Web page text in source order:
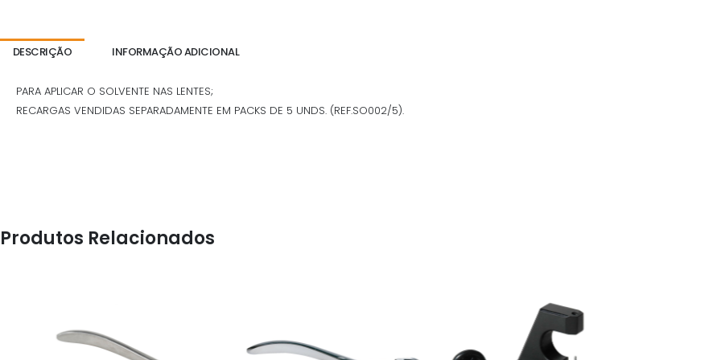
DESCRIÇÃO INFORMAÇÃO ADICIONAL
PARA APLICAR O SOLVENTE NAS LENTES;
RECARGAS VENDIDAS SEPARADAMENTE EM PACKS DE 5 UNDS. (REF.SO002/5).
Produtos Relacionados
OFICINA OFICINA